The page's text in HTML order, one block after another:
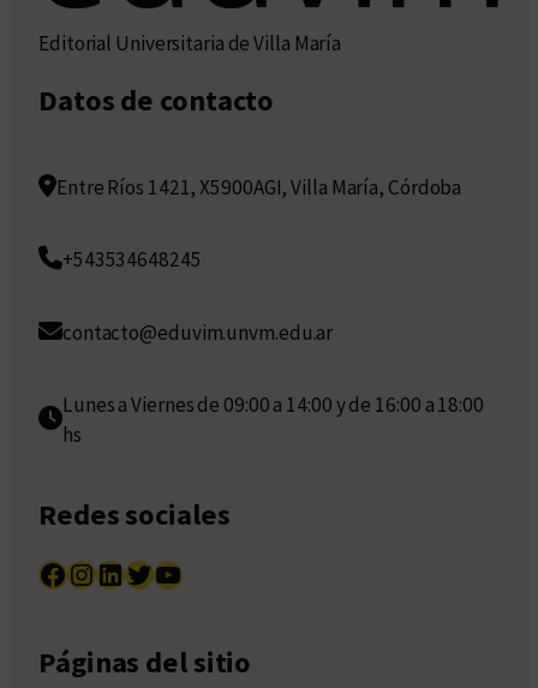
Editorial Universitaria de Villa María
Datos de contacto
Entre Ríos 1421, X5900AGI, Villa María, Córdoba
+543534648245
contacto@eduvim.unvm.edu.ar
Lunes a Viernes de 09:00 a 14:00 y de 16:00 a 18:00
hs
Redes sociales
Facebook InstagramLinkedIn Twitter YouTube
Páginas del sitio